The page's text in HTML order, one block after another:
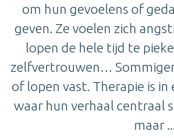
om hun gevoelens of
geven. Ze voelen zich
lopen de hele tijd te
zelfvertrouwen…
of lopen vast. Therapie is
waar hun verhaal centraal
maar ...